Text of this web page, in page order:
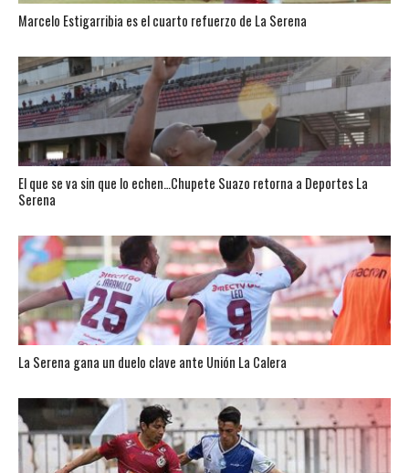
Marcelo Estigarribia es el cuarto refuerzo de La Serena
El que se va sin que lo echen…Chupete Suazo retorna a Deportes La
Serena
La Serena gana un duelo clave ante Unión La Calera